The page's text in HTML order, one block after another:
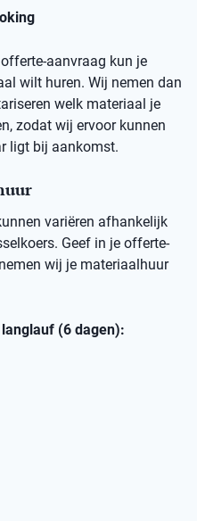
aanvraag kun je
wilt huren. Wij nemen dan
welk materiaal je
zodat wij ervoor kunnen
ligt bij aankomst.
variëren afhankelijk
Geef in je offerte-
wij je materiaalhuur
(6 dagen):